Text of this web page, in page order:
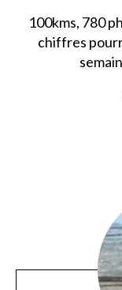
100kms, 780
chiffres